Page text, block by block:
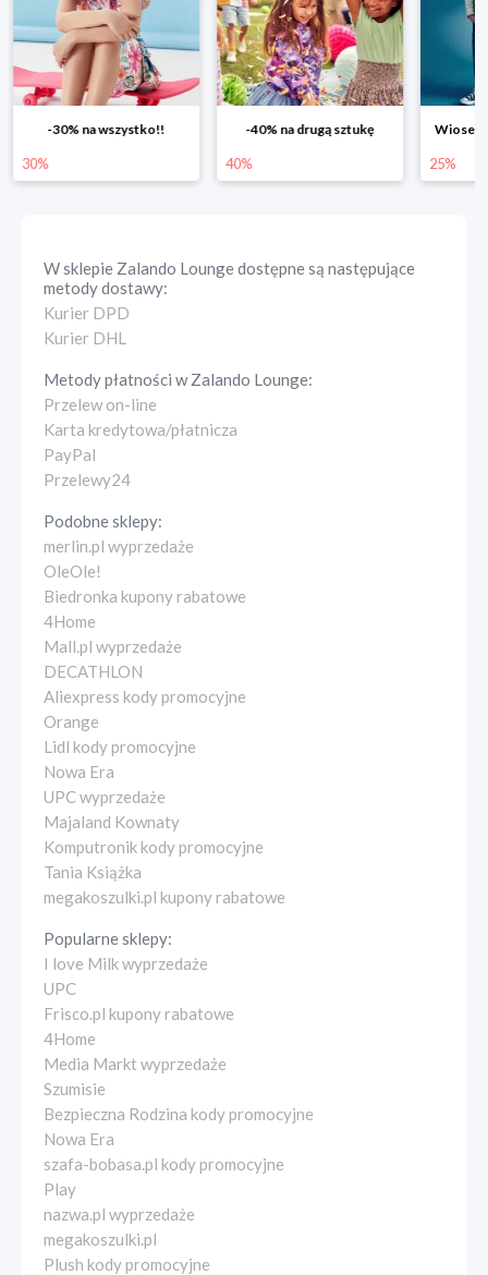
-30% na wszystko!!
30%
-40% na drugą sztukę
40% 25%
W sklepie Zalando Loungedostępne są następujące
metody dostawy:
Kurier DPD
Kurier DHL
Metody płatności wZalando Lounge:
Przelew on-line
Karta kredytowa/płatnicza
PayPal
Przelewy24
Podobne sklepy:
merlin.pl wyprzedaże
OleOle!
Biedronka kupony rabatowe
4Home
Mall.pl wyprzedaże
DECATHLON
Aliexpress kody promocyjne
Orange
Lidl kody promocyjne
Nowa Era
UPC wyprzedaże
Majaland Kownaty
Komputronik kody promocyjne
Tania Książka
megakoszulki.pl kupony rabatowe
Popularne sklepy:
I love Milk wyprzedaże
UPC
Frisco.pl kupony rabatowe
4Home
Media Markt wyprzedaże
Szumisie
Bezpieczna Rodzina kody promocyjne
Nowa Era
szafa-bobasa.pl kody promocyjne
Play
nazwa.pl wyprzedaże
megakoszulki.pl
Plush kody promocyjne